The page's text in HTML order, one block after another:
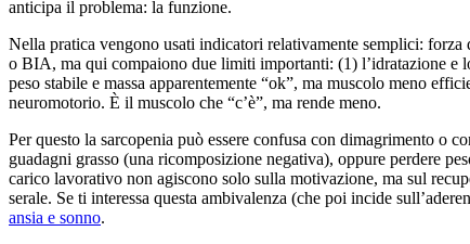
anticipa il problema: la funzione.
Nella pratica vengono usati indicatori relativamente semplici:
o BIA, ma qui compaiono due limiti importanti: (1) l’idratazione e
peso stabile e massa apparentemente “ok”, ma muscolo meno
neuromotorio. È il muscolo che “c’è”, ma rende meno.
Per questo la sarcopenia può essere confusa con dimagrimento o
guadagni grasso (una ricomposizione negativa), oppure perdere
carico lavorativo non agiscono solo sulla motivazione, ma sul
serale. Se ti interessa questa ambivalenza (che poi incide
ansia e sonno.